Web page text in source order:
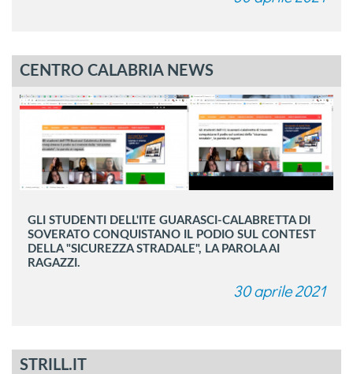
CENTRO CALABRIA NEWS
GLI STUDENTI DELL'ITE GUARASCI-CALABRETTA DI
SOVERATO CONQUISTANO IL PODIO SUL CONTEST
DELLA "SICUREZZA STRADALE", LA PAROLA AI
RAGAZZI.
30 aprile 2021
STRILL.IT